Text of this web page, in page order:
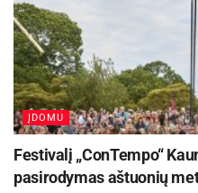
ĮDOMU
Festivalį „ConTempo“
pasirodymas aštuonių